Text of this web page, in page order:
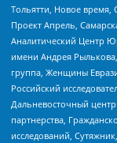
Тольятти, Новое время,
Проект Апрель,
Аналитический Центр
имени Андрея
группа, Женщины
Российский
Дальневосточный
партнерства,
исследований,